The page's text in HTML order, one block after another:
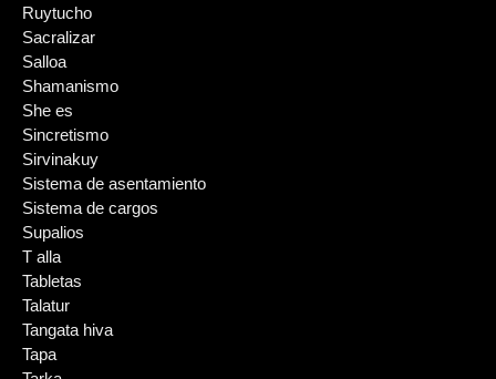
Ruytucho
Sacralizar
Salloa
Shamanismo
She es
Sincretismo
Sirvinakuy
Sistema de asentamiento
Sistema de cargos
Supalios
T alla
Tabletas
Talatur
Tangata hiva
Tapa